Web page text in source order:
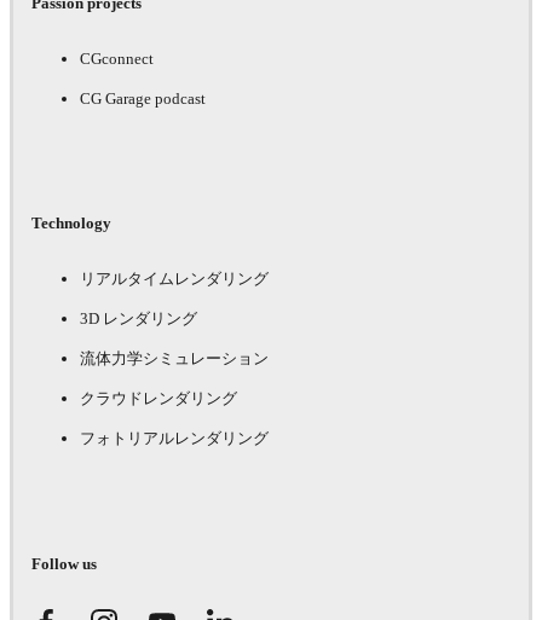
CGconnect
CG Garage podcast
Technology
リアルタイムレンダリング
3D レンダリング
流体力学シミュレーション
クラウドレンダリング
フォトリアルレンダリング
Follow us